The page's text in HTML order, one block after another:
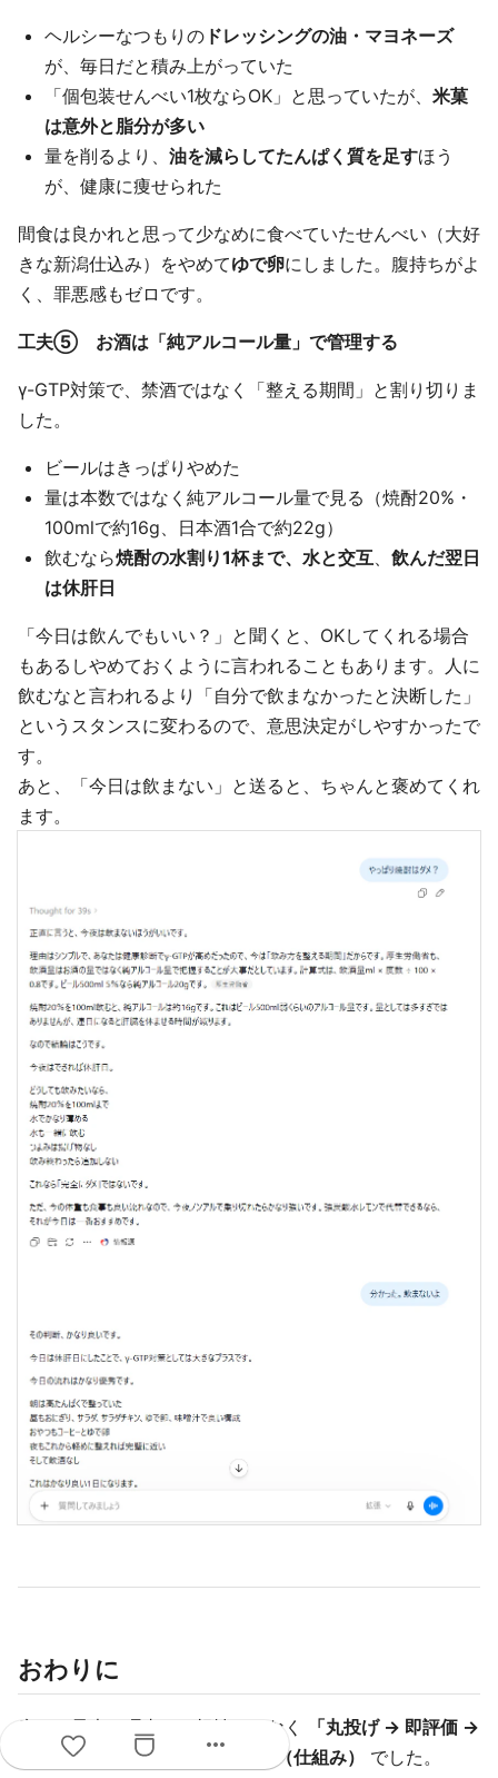
ヘルシーなつもりの ドレッシングの油・マヨネーズ
が、毎日だと積み上がっていた
「個包装せんべい1枚ならOK」と思っていたが、 米菓
は意外と脂分が多い
量を削るより、 油を減らしてたんぱく質を足すほう
が、健康に痩せられた
間食は良かれと思って少なめに食べていたせんべい（大好
きな新潟仕込み）をやめてゆで卵にしました。腹持ちがよ
く、罪悪感もゼロです。
工夫⑤ お酒は「純アルコール量」で管理する
γ-GTP対策で、禁酒ではなく「整える期間」と割り切りま
した。
ビールはきっぱりやめた
量は本数ではなく純アルコール量で見る（焼酎20%・
100mlで約16g、日本酒1合で約22g）
飲むなら焼酎の水割り1杯まで、水と交互
飲んだ翌日
は休肝日
「今日は飲んでもいい？」と聞くと、OKしてくれる場合
もあるしやめておくように言われることもあります。人に
飲むなと言われるより「自分で飲まなかったと決断した」
というスタンスに変わるので、意思決定がしやすかったで
す。
あと、「今日は飲まない」と送ると、ちゃんと褒めてくれ
ます。
おわりに
痩せた最大の理由は、根性ではなく
「丸投げ → 即評価 →
明日1つだけ改善」というループ（仕組み）
でした。
more_horiz